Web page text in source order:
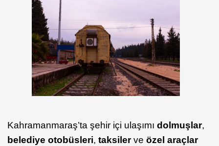
Kahramanmaraş’ta şehir içi ulaşımı dolmuşlar,
belediye otobüsleri, taksilerve özel araçlar